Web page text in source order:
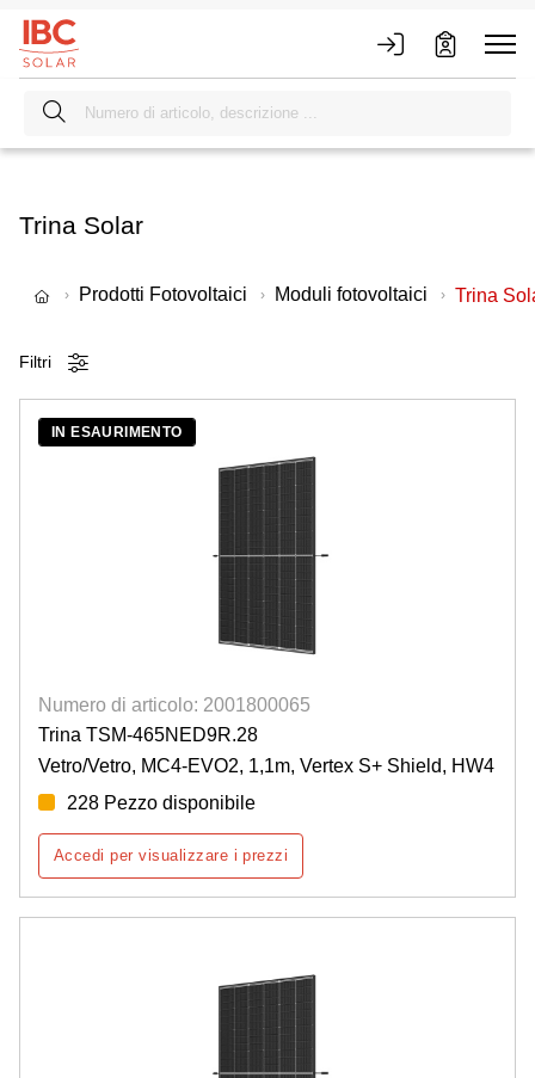
Trina Solar
Prodotti Fotovoltaici Moduli fotovoltaici Trina
Filtri
IN ESAURIMENTO
Numero di articolo: 2001800065
Trina TSM-465NED9R.28
Vetro/Vetro, MC4-EVO2, 1,1m, Vertex S+ Shield, HW4
228 Pezzo disponibile
Accedi per visualizzare i prezzi